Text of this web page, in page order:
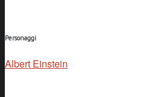
Personaggi
Albert Einstein